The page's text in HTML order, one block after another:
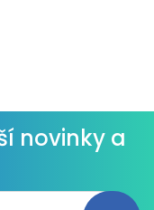
novinky a